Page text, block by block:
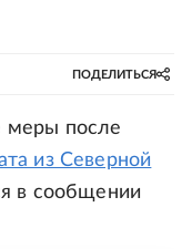
ПОДЕЛИТЬСЯ
меры после
из Северной
в сообщении